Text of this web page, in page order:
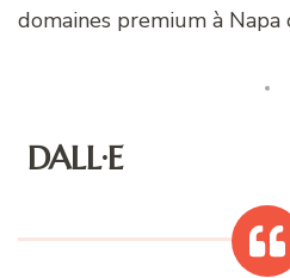
domaines premium à Napa
DALL·E